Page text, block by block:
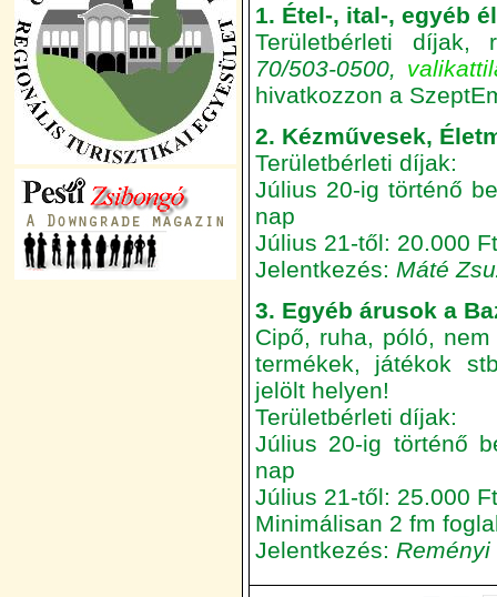
1. Étel-, ital-, egyéb
Területbérleti
70/503-0500,
hivatkozzon a
2. Kézművesek,
Területbérleti díjak:
Július 20-ig történő
nap
Július 21-től: 20.000
Jelentkezés: Máté
3. Egyéb árusok a
Cipő, ruha, póló,
termékek, játékok
jelölt helyen!
Területbérleti díjak:
Július 20-ig történő
nap
Július 21-től: 25.000
Minimálisan 2 fm
Jelentkezés: